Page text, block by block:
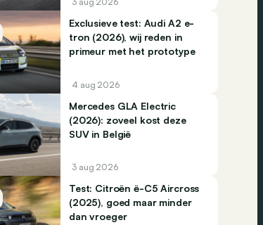
Exclusieve test: Audi A2 e-
tron (2026), wij reden in
primeur met het prototype
4 aug 2026
Mercedes GLA Electric
(2026): zoveel kost deze
SUV in België
3 aug 2026
Test: Citroën ë-C5 Aircross
(2025), goed maar minder
dan vroeger